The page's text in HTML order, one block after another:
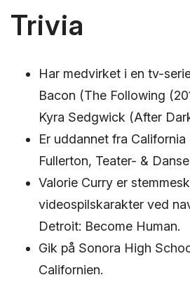
Trivia
Har medvirket i en tv-
Bacon (The Following
Kyra Sedgwick (After
Er uddannet fra
Fullerton, Teater- &
Valorie Curry er
videospilskarakter ved
Detroit: Become Human.
Gik på Sonora High
Californien.